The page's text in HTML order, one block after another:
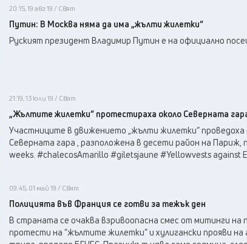
20:15, 19 авг 19 / Свят
Путин: В Москва няма да има „жълти жилетки“
Руският президент Владимир Путин е на официално
21:19, 13 юли 19 / Свят
„Жълтите жилетки” протестираха около Северната
Участниците в движението „жълти жилетки“ проведоха
Северната гара , разположена в десети район на Париж,
weeks. #chalecosAmarillo #giletsjaune #Yellowvests against
09:45, 01 май 19 / Свят
Полицията във Франция се готви за тежък ден
В страната се очаква взривоопасна смес от митинги на
протести на “жълтите жилетки” и хулигански прояви на